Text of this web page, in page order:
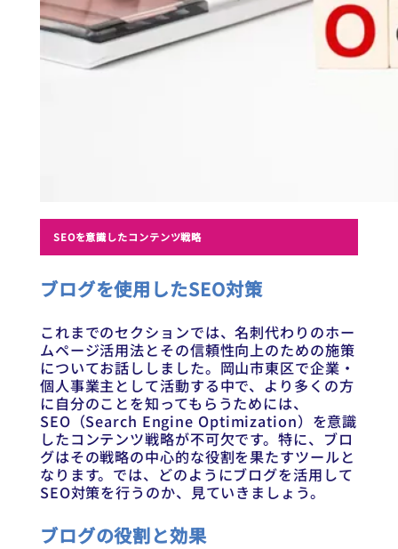
SEOを意識したコンテンツ戦略
ブログを使用したSEO対策
これまでのセクションでは、名刺代わりのホー
ムページ活用法とその信頼性向上のための施策
についてお話ししました。岡山市東区で企業・
個人事業主として活動する中で、より多くの方
に自分のことを知ってもらうためには、
SEO（Search Engine Optimization）を意識
したコンテンツ戦略が不可欠です。特に、ブロ
グはその戦略の中心的な役割を果たすツールと
なります。では、どのようにブログを活用して
SEO対策を行うのか、見ていきましょう。
ブログの役割と効果